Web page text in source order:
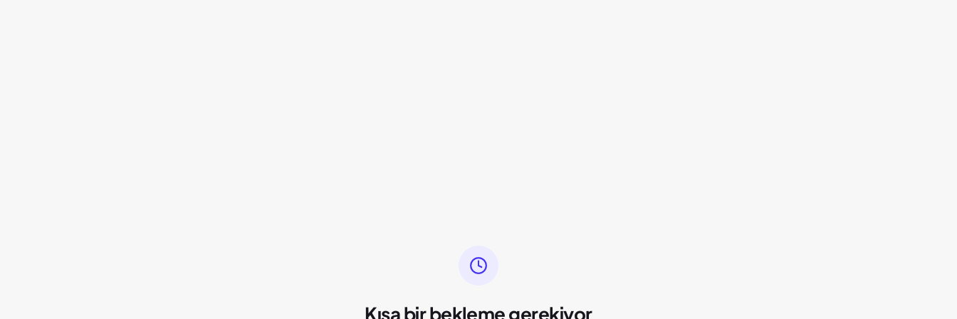
Kısa bir bekleme gerekiyor